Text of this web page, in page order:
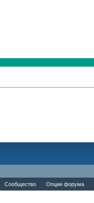
Сообщество Опции форума